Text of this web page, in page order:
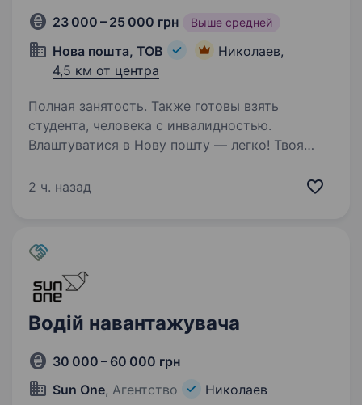
23 000 – 25 000 грн Выше средней
Нова пошта, ТОВ
Николаев,
4,5 км от центра
Полная занятость. Также готовы взять
студента, человека с инвалидностью.
Влаштуватися в Нову пошту — легко! Твоя
Саме зараз ми в пошуку вантажника.
затримок…
2 ч. назад
Водій навантажувача
30 000 – 60 000 грн
Sun One, Агентство Николаев